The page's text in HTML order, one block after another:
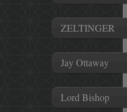
ZELTINGER
Jay Ottaway
Lord Bishop